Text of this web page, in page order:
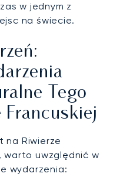
w jednym z
na świecie.
Tego
Francuskiej
na Riwierze
warto uwzględnić w
wydarzenia: